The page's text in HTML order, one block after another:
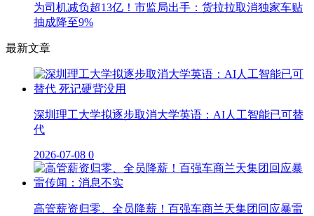
为司机减负超13亿！市监局出手：货拉拉取消独家车贴
抽成降至9%
最新文章
深圳理工大学拟逐步取消大学英语：AI人工智能已可替
代
2026-07-08 0
高管薪资归零、全员降薪！百强车商兰天集团回应暴雷